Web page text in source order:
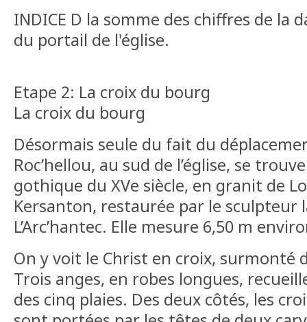
INDICE D la somme des chiffres de la
du portail de l'église.
Etape 2: La croix du bourg
La croix du bourg
Désormais seule du fait du
Roc’hellou, au sud de l’église, se
gothique du XVe siècle, en granit de
Kersanton, restaurée par le sculpteur
L’Arc’hantec. Elle mesure 6,50 m
On y voit le Christ en croix, surmonté
Trois anges, en robes longues,
des cinq plaies. Des deux côtés, les